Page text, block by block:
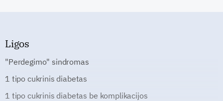
Ligos
"Perdegimo" sindromas
1 tipo cukrinis diabetas
1 tipo cukrinis diabetas be komplikacijos